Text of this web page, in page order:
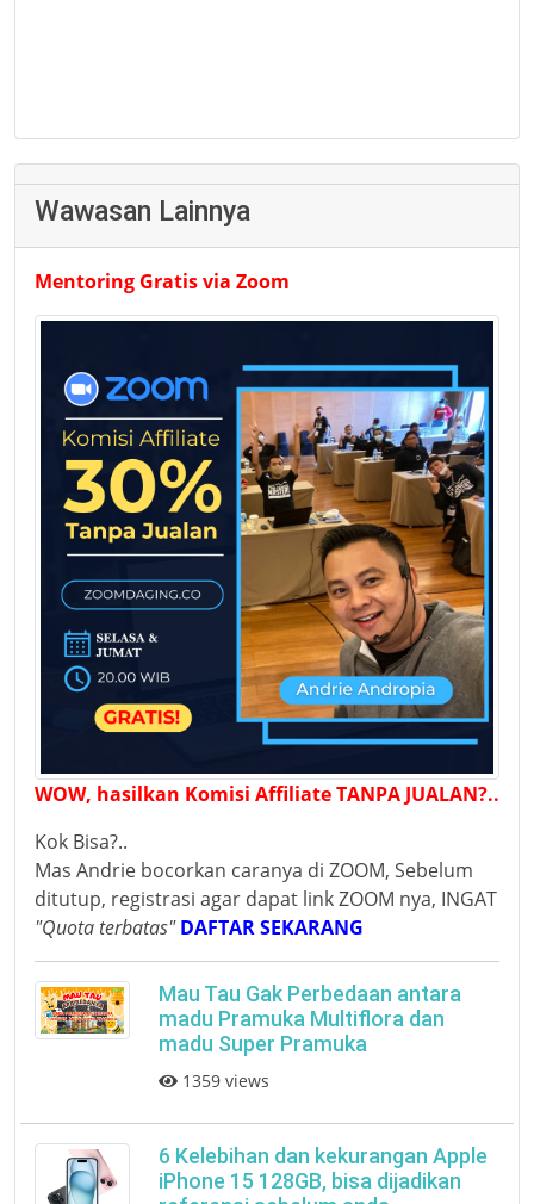
Wawasan Lainnya
Mentoring Gratis via Zoom
WOW, hasilkan Komisi Affiliate TANPA JUALAN?..
Kok Bisa?..
Mas Andrie bocorkan caranya di ZOOM, Sebelum
ditutup, registrasi agar dapat link ZOOM nya, INGAT
"Quota terbatas" DAFTAR SEKARANG
Mau Tau Gak Perbedaan antara
madu Pramuka Multiflora dan
madu Super Pramuka
1359 views
6 Kelebihan dan kekurangan Apple
iPhone 15 128GB, bisa dijadikan